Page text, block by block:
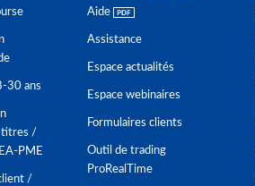
30 ans
titres /
PME
/
Aide
Assistance
Espace actualités
Espace webinaires
Formulaires clients
Outil de trading
ProRealTime